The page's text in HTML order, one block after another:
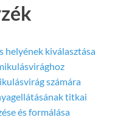
helyének kiválasztása
számára
titkai
és formálása